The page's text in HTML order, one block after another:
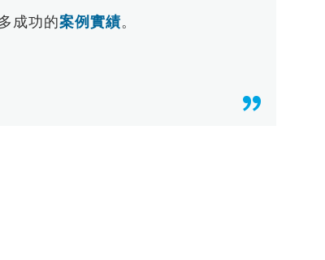
成功的案例實績。